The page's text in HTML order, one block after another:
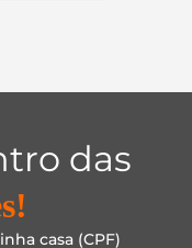
das
casa (CPF)